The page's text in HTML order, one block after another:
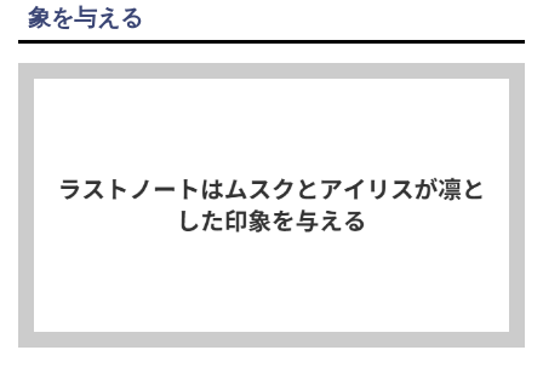
象を与える